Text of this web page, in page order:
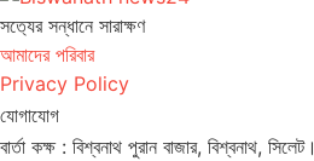
সত‌্যের সন্ধানে সারাক্ষণ
আমাদের পরিবার
Privacy Policy
যোগাযোগ
বার্তা কক্ষ : বিশ্বনাথ পুরান বাজার, বিশ্বনাথ, সিলেট।